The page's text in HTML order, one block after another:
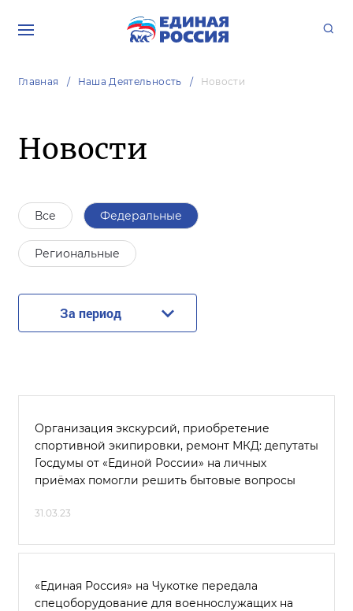
Главная Наша Деятельность Новости
Новости
Все Федеральные
Региональные
За период
Организация экскурсий, приобретение
спортивной экипировки, ремонт МКД: депутаты
Госдумы от «Единой России» на личных
приёмах помогли решить бытовые вопросы
31.03.23
«Единая Россия» на Чукотке передала
спецоборудование для военнослужащих на